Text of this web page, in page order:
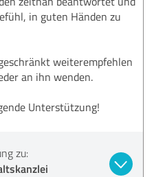
in guten Händen zu
weiterempfehlen
an ihn wenden.
Unterstützung!
zu: